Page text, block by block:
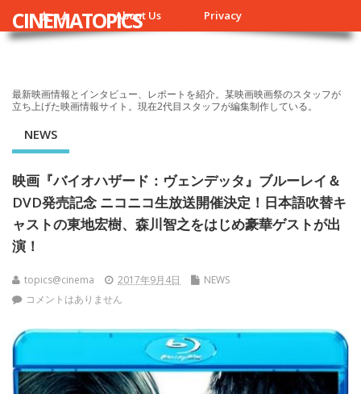
ホーム About Us Privacy
CINEMATOPICS
最新映画情報とインタビュー、レポートを紹介。某映画映画祭のスタッフが
立ち上げた映画情報サイト。現在2代目スタッフが編集制作している。
NEWS
映画『バイオハザード：ヴェンデッタ』ブルーレイ＆
DVD発売記念 ニコニコ生放送開催決定！日本語吹替キ
ャストの東地宏樹、森川智之をはじめ豪華ゲストが出
演！
topics@cinema 2017年9月4日
NEWS
コメントはありません